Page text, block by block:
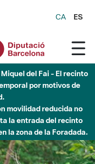
CA ES
del Fai - El recinto
por motivos de
movilidad reducida no
la entrada del recinto
la zona de la Foradada.